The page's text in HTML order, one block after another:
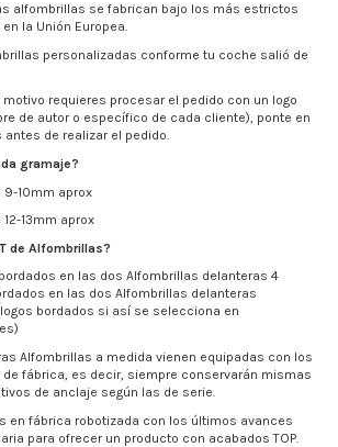
alfombrillas se fabrican bajo los más estrictos
la Unión Europea.
personalizadas conforme tu coche salió de
requieres procesar el pedido con un logo
de autor o específico de cada cliente), ponte en
de realizar el pedido.
gramaje?
9-10mm aprox
13mm aprox
de Alfombrillas?
en las dos Alfombrillas delanteras 4
en las dos Alfombrillas delanteras
bordados si así se selecciona en
Alfombrillas a medida vienen equipadas con los
fábrica, es decir, siempre conservarán mismas
de anclaje según las de serie.
en fábrica robotizada con los últimos avances
para ofrecer un producto con acabados TOP.